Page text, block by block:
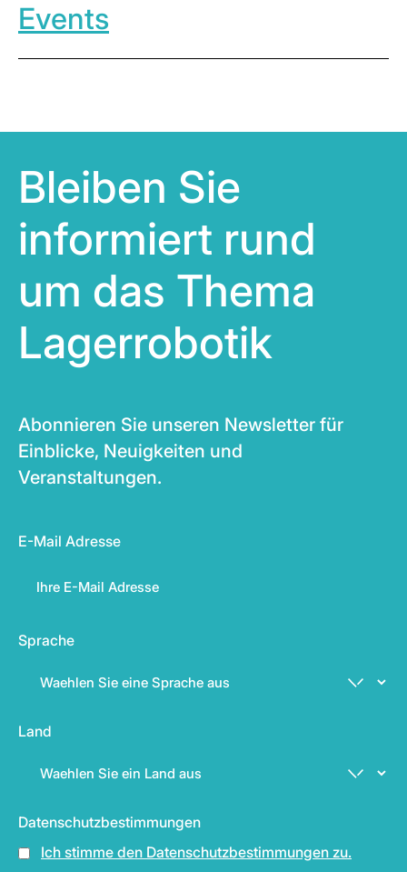
Events
Bleiben Sie
informiert rund
um das Thema
Lagerrobotik
Abonnieren Sie unseren Newsletter für
Einblicke, Neuigkeiten und
Veranstaltungen.
E-Mail Adresse
Sprache
Land
Datenschutzbestimmungen
Ich stimme den Datenschutzbestimmungen zu.